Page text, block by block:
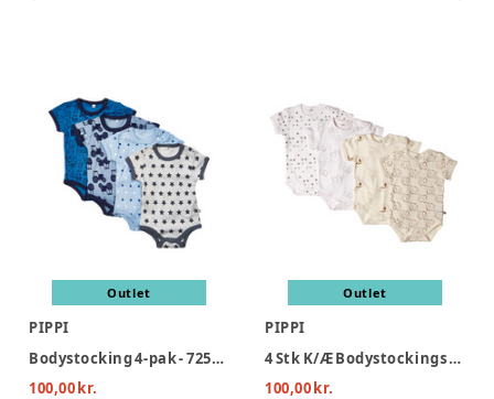
Outlet
PIPPI
Bodystocking 4-pak - 725/Blue
100,00 kr.
Outlet
PIPPI
4 Stk K/Æ Bodystockings - Offwhite 200
100,00 kr.